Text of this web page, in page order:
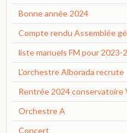
Bonne année 2024
Compte rendu Assemblée
liste manuels FM pour 2023-
L'orchestre Alborada recrute
Rentrée 2024 conservatoire
Orchestre A
Concert